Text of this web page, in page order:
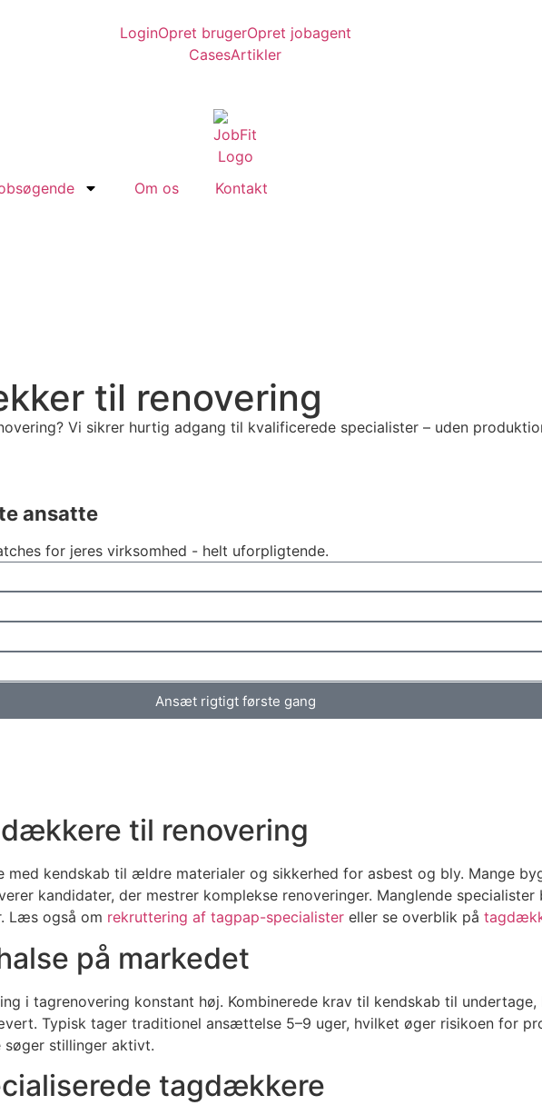
LoginOpret brugerOpret jobagent
CasesArtikler
Om os Kontakt
til renovering
Vi sikrer hurtig adgang til kvalificerede specialister – uden
ansatte
for jeres virksomhed - helt uforpligtende.
Ansæt rigtigt første gang
til renovering
kendskab til ældre materialer og sikkerhed for asbest og bly. Mange
kandidater, der mestrer komplekse renoveringer. Manglende
Læs også om rekruttering af tagpap-specialister eller se overblik på
på markedet
i tagrenovering konstant høj. Kombinerede krav til kendskab til
Typisk tager traditionel ansættelse 5–9 uger, hvilket øger risikoen for
stillinger aktivt.
tagdækkere